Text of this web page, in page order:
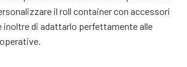
il roll container con accessori
di adattarlo perfettamente alle